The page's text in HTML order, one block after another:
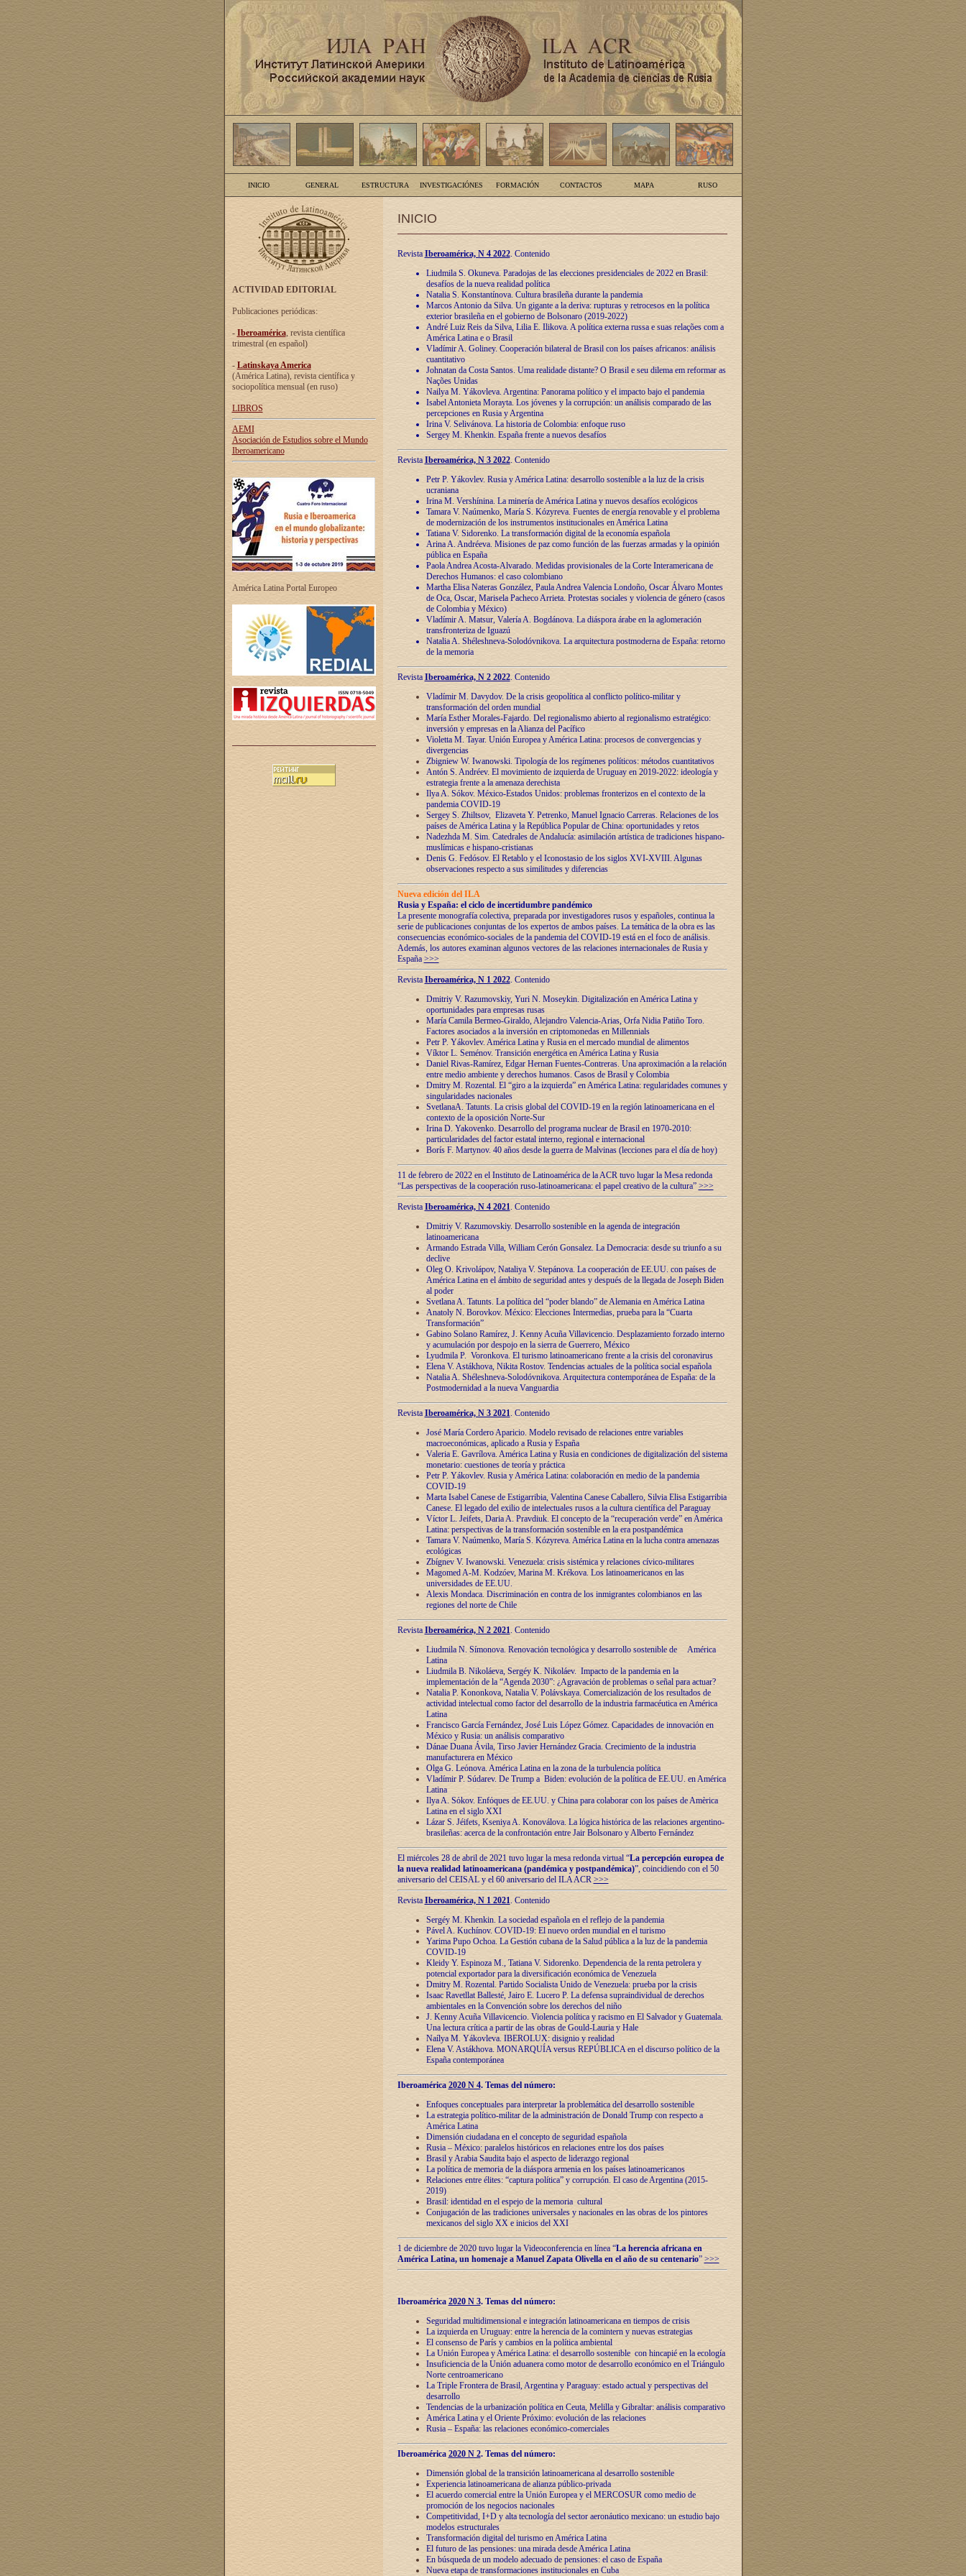
INICIO GENERAL ESTRUCTURA INVESTIGACIÓNES FORMACIÓN CONTACTOS MAPA RUSO
ACTIVIDAD EDITORIAL
Publicaciones periódicas:
- Iberoamérica, revista científica
trimestral (en español)
- Latinskaya America
(América Latina), revista científica y
sociopolítica mensual (en ruso)
LIBROS
AEMI
Asociación de Estudios sobre el Mundo
Iberoamericano
América Latina Portal Europeo
INICIO
Revista Iberoamérica, N 4 2022. Contenido
Liudmila S. Okuneva. Paradojas de las elecciones presidenciales de 2022 en Brasil:
desafíos de la nueva realidad política
Natalia S. Konstantínova. Cultura brasileña durante la pandemia
Marcos Antonio da Silva. Un gigante a la deriva: rupturas y retrocesos en la política
exterior brasileña en el gobierno de Bolsonaro (2019-2022)
André Luiz Reis da Silva, Lilia E. Ilikova. A política externa russa e suas relações com a
América Latina e o Brasil
Vladímir A. Goliney. Cooperación bilateral de Brasil con los países africanos: análisis
cuantitativo
Johnatan da Costa Santos. Uma realidade distante? O Brasil e seu dilema em reformar as
Nações Unidas
Nailya M. Yákovleva. Argentina: Panorama político y el impacto bajo el pandemia
Isabel Antonieta Morayta. Los jóvenes y la corrupción: un análisis comparado de las
percepciones en Rusia y Argentina
Irina V. Selivánova. La historia de Colombia: enfoque ruso
Sergey M. Khenkin. España frente a nuevos desafíos
Revista Iberoamérica, N 3 2022. Contenido
Petr P. Yákovlev. Rusia y América Latina: desarrollo sostenible a la luz de la crisis
ucraniana
Irina M. Vershínina. La minería de América Latina y nuevos desafíos ecológicos
Tamara V. Naúmenko, María S. Kózyreva. Fuentes de energía renovable y el problema
de modernización de los instrumentos institucionales en América Latina
Tatiana V. Sidorenko. La transformación digital de la economía española
Arina A. Andréeva. Misiones de paz como función de las fuerzas armadas y la opinión
pública en España
Paola Andrea Acosta-Alvarado. Medidas provisionales de la Corte Interamericana de
Derechos Humanos: el caso colombiano
Martha Elisa Nateras González, Paula Andrea Valencia Londoño, Oscar Álvaro Montes
de Oca, Oscar, Marisela Pacheco Arrieta. Protestas sociales y violencia de género (casos
de Colombia y México)
Vladímir A. Matsur, Valería A. Bogdánova. La diáspora árabe en la aglomeración
transfronteriza de Iguazú
Natalia A. Shéleshneva-Solodóvnikova. La arquitectura postmoderna de España: retorno
de la memoria
Revista Iberoamérica, N 2 2022. Contenido
Vladímir M. Davydov. De la crisis geopolítica al conflicto político-militar y
transformación del orden mundial
María Esther Morales-Fajardo. Del regionalismo abierto al regionalismo estratégico:
inversión y empresas en la Alianza del Pacífico
Violetta M. Tayar. Unión Europea y América Latina: procesos de convergencias y
divergencias
Zbigniew W. Iwanowski. Tipología de los regímenes políticos: métodos cuantitativos
Antón S. Andréev. El movimiento de izquierda de Uruguay en 2019-2022: ideología y
estrategia frente a la amenaza derechista
Ilya A. Sókov. México-Estados Unidos: problemas fronterizos en el contexto de la
pandemia COVID-19
Sergey S. Zhiltsov, Elizaveta Y. Petrenko, Manuel Ignacio Carreras. Relaciones de los
países de América Latina y la República Popular de China: oportunidades y retos
Nadezhda M. Sim. Catedrales de Andalucía: asimilación artística de tradiciones hispano-
muslímicas e hispano-cristianas
Denis G. Fedósov. El Retablo y el Iconostasio de los siglos XVI-XVIII. Algunas
observaciones respecto a sus similitudes y diferencias
Nueva edición del ILA
Rusia y España: el ciclo de incertidumbre pandémico
La presente monografía colectiva, preparada por investigadores rusos y españoles, continua la
serie de publicaciones conjuntas de los expertos de ambos países. La temática de la obra es las
consecuencias económico-sociales de la pandemia del COVID-19 está en el foco de análisis.
Además, los autores examinan algunos vectores de las relaciones internacionales de Rusia y
España >>>
Revista Iberoamérica, N 1 2022. Contenido
Dmitriy V. Razumovskiy, Yuri N. Moseykin. Digitalización en América Latina y
oportunidades para empresas rusas
María Camila Bermeo-Giraldo, Alejandro Valencia-Arias, Orfa Nidia Patiño Toro.
Factores asociados a la inversión en criptomonedas en Millennials
Petr P. Yákovlev. América Latina y Rusia en el mercado mundial de alimentos
Víktor L. Seménov. Transición energética en América Latina y Rusia
Daniel Rivas-Ramírez, Edgar Hernan Fuentes-Contreras. Una aproximación a la relación
entre medio ambiente y derechos humanos. Casos de Brasil y Colombia
Dmitry M. Rozental. El “giro a la izquierda” en América Latina: regularidades comunes y
singularidades nacionales
SvetlanaA. Tatunts. La crisis global del COVID-19 en la región latinoamericana en el
contexto de la oposición Norte-Sur
Irina D. Yakovenko. Desarrollo del programa nuclear de Brasil en 1970-2010:
particularidades del factor estatal interno, regional e internacional
Borís F. Martynov. 40 años desde la guerra de Malvinas (lecciones para el día de hoy)
11 de febrero de 2022 en el Instituto de Latinoamérica de la ACR tuvo lugar la Mesa redonda
“Las perspectivas de la cooperación ruso-latinoamericana: el papel creativo de la cultura” >>>
Revista Iberoamérica, N 4 2021. Contenido
Dmitriy V. Razumovskiy. Desarrollo sostenible en la agenda de integración
latinoamericana
Armando Estrada Villa, William Cerón Gonsalez. La Democracia: desde su triunfo a su
declive
Oleg O. Krivolápov, Nataliya V. Stepánova. La cooperación de EE.UU. con países de
América Latina en el ámbito de seguridad antes y después de la llegada de Joseph Biden
al poder
Svetlana A. Tatunts. La política del “poder blando” de Alemania en América Latina
Anatoly N. Borovkov. México: Elecciones Intermedias, prueba para la “Cuarta
Transformación”
Gabino Solano Ramírez, J. Kenny Acuña Villavicencio. Desplazamiento forzado interno
y acumulación por despojo en la sierra de Guerrero, México
Lyudmila P. Voronkova. El turismo latinoamericano frente a la crisis del coronavirus
Elena V. Astákhova, Nikita Rostov. Tendencias actuales de la política social española
Natalia A. Shéleshneva-Solodóvnikova. Arquitectura contemporánea de España: de la
Postmodernidad a la nueva Vanguardia
Revista Iberoamérica, N 3 2021. Contenido
José María Cordero Aparicio. Modelo revisado de relaciones entre variables
macroeconómicas, aplicado a Rusia y España
Valeria E. Gavrílova. América Latina y Rusia en condiciones de digitalización del sistema
monetario: cuestiones de teoría y práctica
Petr P. Yákovlev. Rusia y América Latina: colaboración en medio de la pandemia
COVID-19
Marta Isabel Canese de Estigarribia, Valentina Canese Caballero, Silvia Elisa Estigarribia
Canese. El legado del exilio de intelectuales rusos a la cultura científica del Paraguay
Víctor L. Jeifets, Daria A. Pravdiuk. El concepto de la “recuperación verde” en América
Latina: perspectivas de la transformación sostenible en la era postpandémica
Tamara V. Naúmenko, María S. Kózyreva. América Latina en la lucha contra amenazas
ecológicas
Zbígnev V. Iwanowski. Venezuela: crisis sistémica y relaciones cívico-militares
Magomed A-M. Kodzóev, Marina M. Krékova. Los latinoamericanos en las
universidades de EE.UU.
Alexis Mondaca. Discriminación en contra de los inmigrantes colombianos en las
regiones del norte de Chile
RevistaIberoamérica, N 2 2021. Contenido
Liudmila N. Símonova. Renovaciόn tecnolόgica y desarrollo sostenible de América
Latina
Liudmila B. Nikoláeva, Sergéy K. Nikoláev. Impacto de la pandemia en la
implementaciόn de la “Agenda 2030”: ¿Agravaciόn de problemas o señal para actuar?
Natalia P. Kononkova, Natalia V. Polávskaya. Comercializaciόn de los resultados de
actividad intelectual como factor del desarrollo de la industria farmacéutica en América
Latina
Francisco García Fernández, José Luis López Gómez. Capacidades de innovaciόn en
México y Rusia: un análisis comparativo
Dánae Duana Ávila, Tirso Javier Hernández Gracia. Crecimiento de la industria
manufacturera en México
Olga G. Leόnova. América Latina en la zona de la turbulencia política
Vladímir P. Súdarev. De Trump a Biden: evoluciόn de la política de EE.UU. en América
Latina
Ilya A. Sόkov. Enfόques de EE.UU. y China para colaborar con los países de Amèrica
Latina en el siglo XXI
Lázar S. Jéifets, Kseniya A. Konoválova. La lόgica histόrica de las relaciones argentino-
brasileñas: acerca de la confrontaciόn entre Jair Bolsonaro y Alberto Fernández
El miércoles 28 de abril de 2021 tuvo lugar la mesa redonda virtual “La percepción europea de
la nueva realidad latinoamericana (pandémica y postpandémica)”, coincidiendo con el 50
aniversario del CEISAL y el 60 aniversario del ILA ACR >>>
Revista Iberoamérica, N 1 2021. Contenido
Sergéy M. Khenkin. La sociedad española en el reflejo de la pandemia
Pável A. Kuchínov. COVID-19: El nuevo orden mundial en el turismo
Yarima Pupo Ochoa. La Gestión cubana de la Salud pública a la luz de la pandemia
COVID-19
Kleidy Y. Espinoza M., Tatiana V. Sidorenko. Dependencia de la renta petrolera y
potencial exportador para la diversificación económica de Venezuela
Dmitry M. Rozental. Partido Socialista Unido de Venezuela: prueba por la crisis
Isaac Ravetllat Ballesté, Jairo E. Lucero P. La defensa supraindividual de derechos
ambientales en la Convención sobre los derechos del niño
J. Kenny Acuña Villavicencio. Violencia política y racismo en El Salvador y Guatemala.
Una lectura crítica a partir de las obras de Gould-Lauria y Hale
Naílya M. Yákovleva. IBEROLUX: disignio y realidad
Elena V. Astákhova. MONARQUÍA versus REPÚBLICA en el discurso político de la
España contemporánea
Iberoamérica 2020 N 4. Temas del número:
Enfoques conceptuales para interpretar la problemática del desarrollo sostenible
La estrategia político-militar de la administración de Donald Trump con respecto a
América Latina
Dimensión ciudadana en el concepto de seguridad española
Rusia – México: paralelos históricos en relaciones entre los dos países
Brasil y Arabia Saudita bajo el aspecto de liderazgo regional
La política de memoria de la diáspora armenia en los países latinoamericanos
Relaciones entre élites: “captura política” y corrupción. El caso de Argentina (2015-
2019)
Brasil: identidad en el espejo de la memoria cultural
Conjugación de las tradiciones universales y nacionales en las obras de los pintores
mexicanos del siglo XX e inicios del XXI
1 de diciembre de 2020 tuvo lugar la Videoconferencia en línea “La herencia africana en
América Latina, un homenaje a Manuel Zapata Olivella en el año de su centenario” >>>
Iberoamérica 2020 N 3.Temas del número:
Seguridad multidimensional e integración latinoamericana en tiempos de crisis
La izquierda en Uruguay: entre la herencia de lа comintern y nuevas estrategias
El consenso de París y cambios en la política ambiental
La Unión Europea y América Latina: el desarrollo sostenible con hincapié en la ecología
Insuficiencia de la Unión aduanera como motor de desarrollo económico en el Triángulo
Norte centroamericano
La Triple Frontera de Brasil, Argentina y Paraguay: estado actual y perspectivas del
desarrollo
Tendencias de la urbanización política en Ceuta, Melilla y Gibraltar: análisis comparativo
América Latina y el Oriente Próximo: evolución de las relaciones
Rusia – España: las relaciones económico-comerciales
Iberoamérica 2020 N 2.Temas del número:
Dimensión global de la transición latinoamericana al desarrollo sostenible
Experiencia latinoamericana de alianza público-privada
El acuerdo comercial entre la Unión Europea y el MERCOSUR como medio de
promoción de los negocios nacionales
Competitividad, I+D y alta tecnología del sector aeronáutico mexicano: un estudio bajo
modelos estructurales
Transformación digital del turismo en América Latina
El futuro de las pensiones: una mirada desde América Latina
En búsqueda de un modelo adecuado de pensiones: el caso de España
Nueva etapa de transformaciones institucionales en Cuba